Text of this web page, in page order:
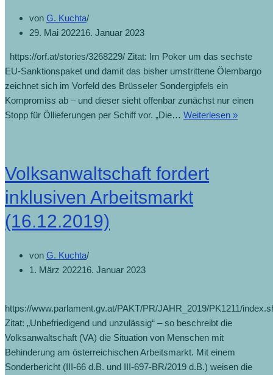
von G. Kuchta
29. Mai 202216. Januar 2023
https://orf.at/stories/3268229/ Zitat: Im Poker um das sechste
EU-Sanktionspaket und damit das bisher umstrittene Ölembargo
zeichnet sich im Vorfeld des Brüsseler Sondergipfels ein
Kompromiss ab – und dieser sieht offenbar zunächst nur einen
Stopp für Öllieferungen per Schiff vor. „Die… Weiterlesen »
Volksanwaltschaft fordert
inklusiven Arbeitsmarkt
(16.12.2019)
von G. Kuchta
1. März 202216. Januar 2023
https://www.parlament.gv.at/PAKT/PR/JAHR_2019/PK1211/
Zitat: „Unbefriedigend und unzulässig“ – so beschreibt die
Volksanwaltschaft (VA) die Situation von Menschen mit
Behinderung am österreichischen Arbeitsmarkt. Mit einem
Sonderbericht (III-66 d.B. und III-697-BR/2019 d.B.) weisen die